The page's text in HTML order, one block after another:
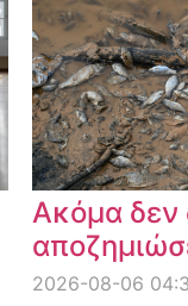
Ακόμα δεν
2026-08-06